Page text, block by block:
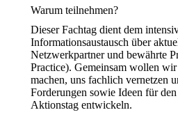
Warum teilnehmen?
Dieser Fachtag dient dem
Informationsaustausch über
Netzwerkpartner und bewährte
Practice). Gemeinsam wollen
machen, uns fachlich vernetzen
Forderungen sowie Ideen für
Aktionstag entwickeln.